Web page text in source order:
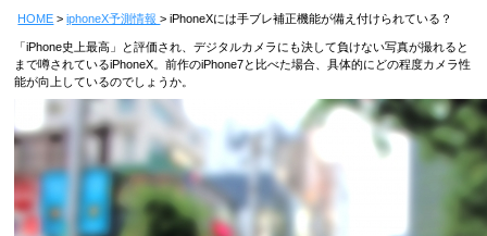
HOME iphoneX予測情報 iPhoneXには手ブレ補正機能が備え付けられている？
「iPhone史上最高」と評価され、デジタルカメラにも決して負けない写真が撮れると
まで噂されているiPhoneX。前作のiPhone7と比べた場合、具体的にどの程度カメラ性
能が向上しているのでしょうか。